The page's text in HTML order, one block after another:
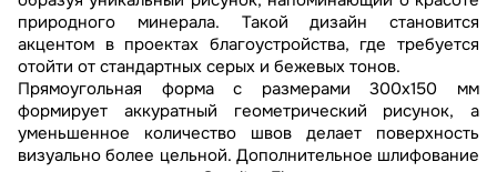
природного минерала. Такой дизайн становится
акцентом в проектах благоустройства, где требуется
отойти от стандартных серых и бежевых тонов.
Прямоугольная форма с размерами 300х150 мм
формирует аккуратный геометрический рисунок, а
уменьшенное количество швов делает поверхность
визуально более цельной. Дополнительное шлифование